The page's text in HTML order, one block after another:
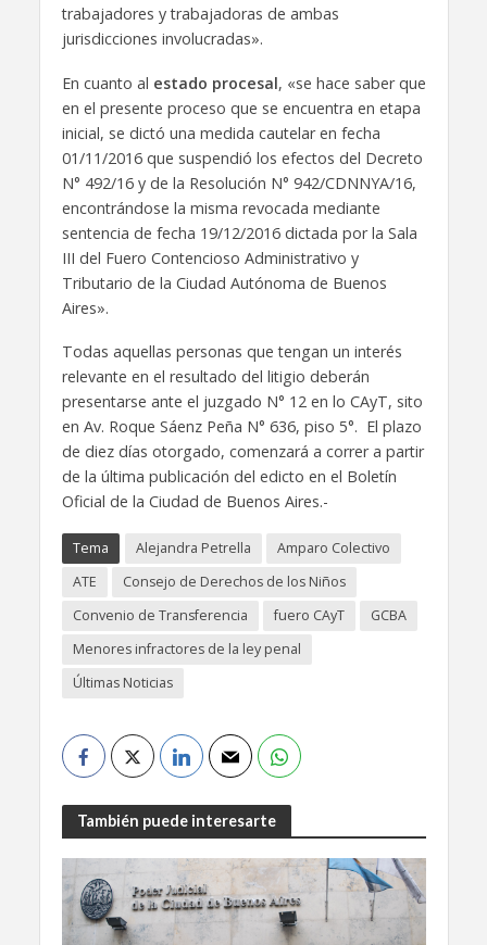
trabajadores y trabajadoras de ambas
jurisdicciones involucradas».
En cuanto al estado procesal, «se hace saber que
en el presente proceso que se encuentra en etapa
inicial, se dictó una medida cautelar en fecha
01/11/2016 que suspendió los efectos del Decreto
N° 492/16 y de la Resolución N° 942/CDNNYA/16,
encontrándose la misma revocada mediante
sentencia de fecha 19/12/2016 dictada por la Sala
III del Fuero Contencioso Administrativo y
Tributario de la Ciudad Autónoma de Buenos
Aires».
Todas aquellas personas que tengan un interés
relevante en el resultado del litigio deberán
presentarse ante el juzgado N° 12 en lo CAyT, sito
en Av. Roque Sáenz Peña N° 636, piso 5°. El plazo
de diez días otorgado, comenzará a correr a partir
de la última publicación del edicto en el Boletín
Oficial de la Ciudad de Buenos Aires.-
Tema Alejandra Petrella
Amparo Colectivo
ATE
Consejo de Derechos de los Niños
Convenio de Transferencia
fuero CAyT
GCBA
Menores infractores de la ley penal
Últimas Noticias
También puede interesarte